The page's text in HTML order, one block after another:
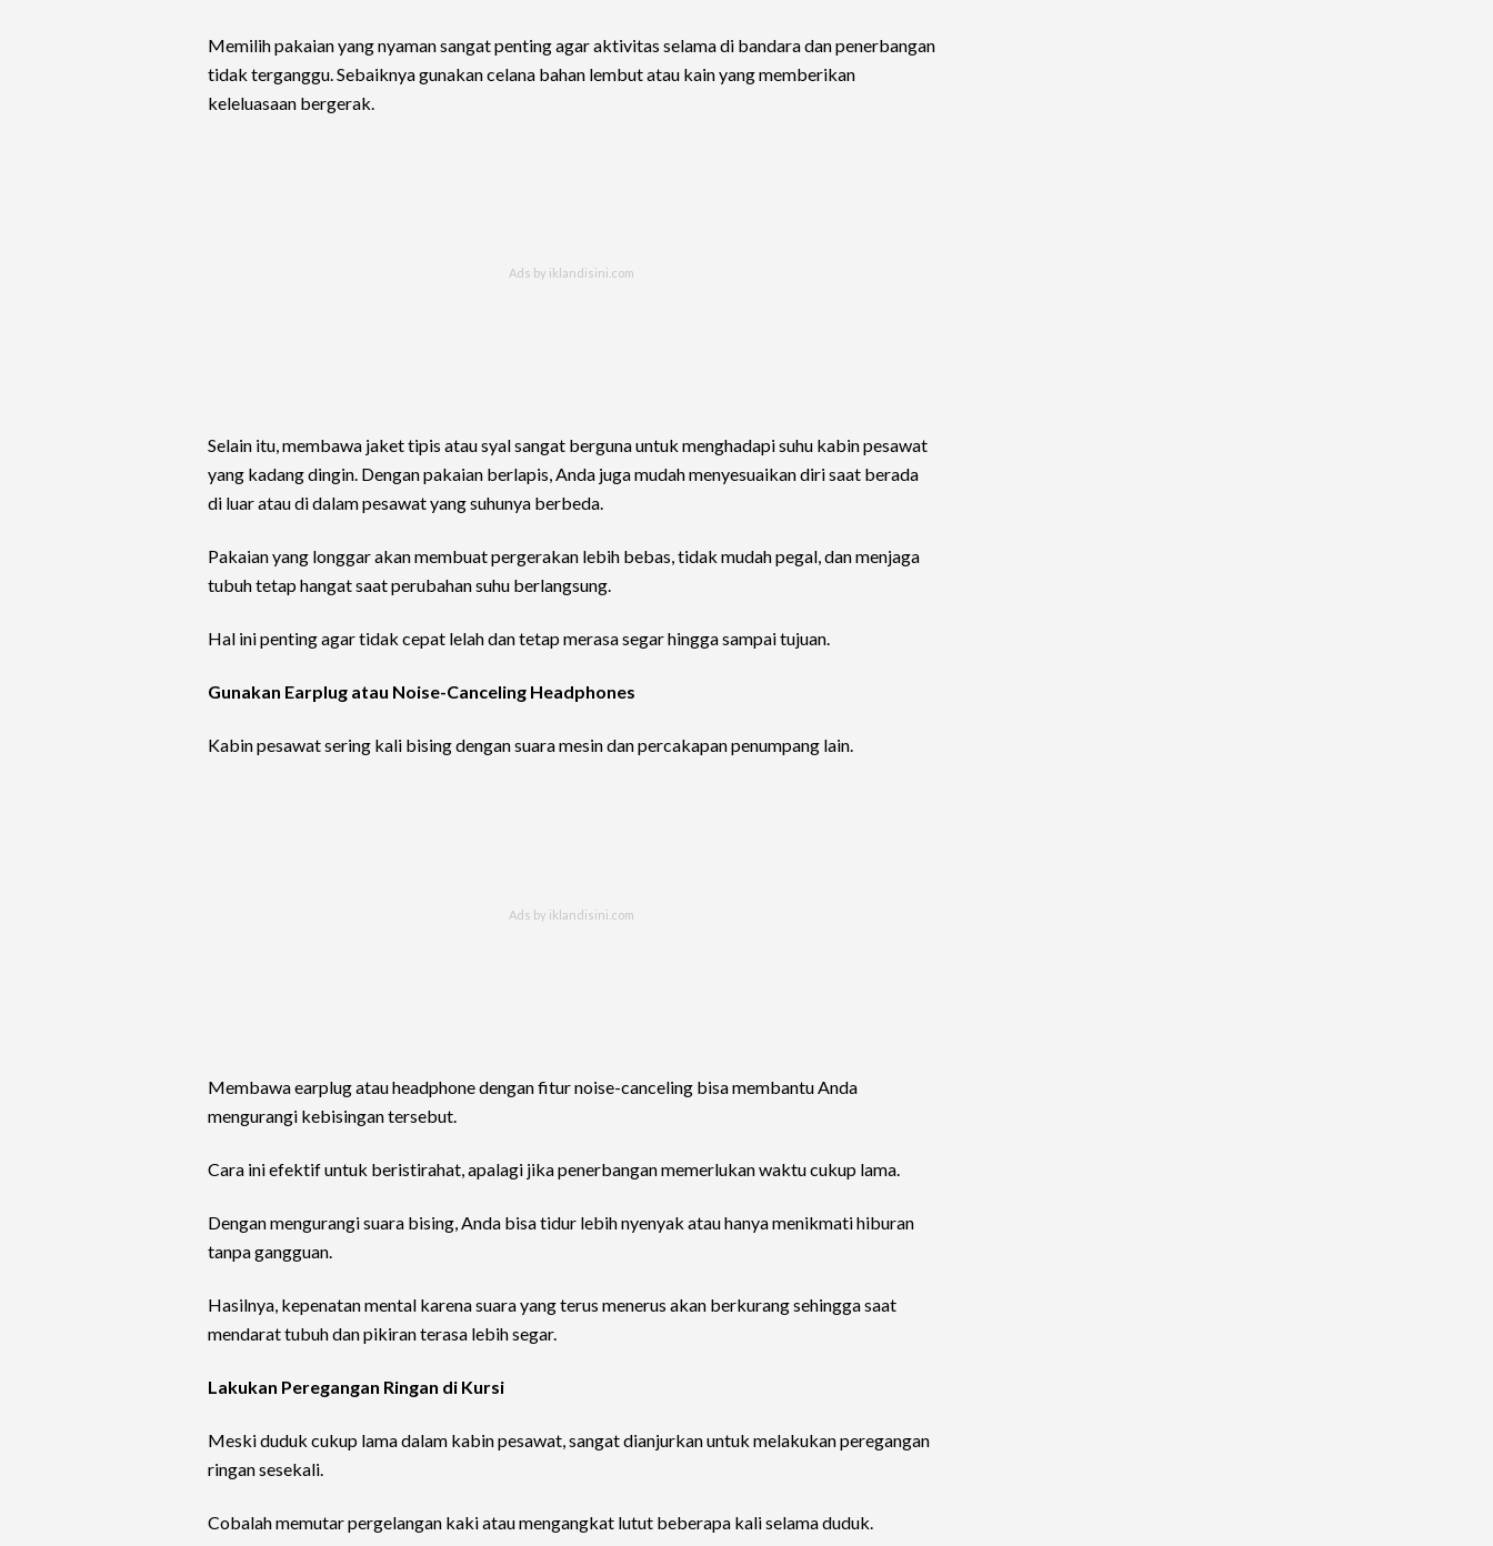
Memilih pakaian yang nyaman sangat penting agar aktivitas selama di bandara dan penerbangan
tidak terganggu. Sebaiknya gunakan celana bahan lembut atau kain yang memberikan
keleluasaan bergerak.
Selain itu, membawa jaket tipis atau syal sangat berguna untuk menghadapi suhu kabin pesawat
yang kadang dingin. Dengan pakaian berlapis, Anda juga mudah menyesuaikan diri saat berada
di luar atau di dalam pesawat yang suhunya berbeda.
Pakaian yang longgar akan membuat pergerakan lebih bebas, tidak mudah pegal, dan menjaga
tubuh tetap hangat saat perubahan suhu berlangsung.
Hal ini penting agar tidak cepat lelah dan tetap merasa segar hingga sampai tujuan.
Gunakan Earplug atau Noise-Canceling Headphones
Kabin pesawat sering kali bising dengan suara mesin dan percakapan penumpang lain.
Membawa earplug atau headphone dengan fitur noise-canceling bisa membantu Anda
mengurangi kebisingan tersebut.
Cara ini efektif untuk beristirahat, apalagi jika penerbangan memerlukan waktu cukup lama.
Dengan mengurangi suara bising, Anda bisa tidur lebih nyenyak atau hanya menikmati hiburan
tanpa gangguan.
Hasilnya, kepenatan mental karena suara yang terus menerus akan berkurang sehingga saat
mendarat tubuh dan pikiran terasa lebih segar.
Lakukan Peregangan Ringan di Kursi
Meski duduk cukup lama dalam kabin pesawat, sangat dianjurkan untuk melakukan peregangan
ringan sesekali.
Cobalah memutar pergelangan kaki atau mengangkat lutut beberapa kali selama duduk.